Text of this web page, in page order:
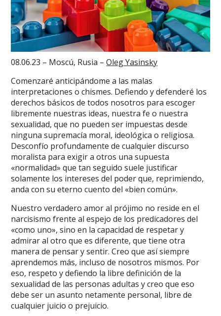
08.06.23 – Moscú, Rusia –Oleg Yasinsky
Comenzaré anticipándome a las malas
interpretaciones o chismes. Defiendo y defenderé los
derechos básicos de todos nosotros para escoger
libremente nuestras ideas, nuestra fe o nuestra
sexualidad, que no pueden ser impuestas desde
ninguna supremacía moral, ideológica o religiosa.
Desconfío profundamente de cualquier discurso
moralista para exigir a otros una supuesta
«normalidad» que tan seguido suele justificar
solamente los intereses del poder que, reprimiendo,
anda con su eterno cuento del «bien común».
Nuestro verdadero amor al prójimo no reside en el
narcisismo frente al espejo de los predicadores del
«como uno», sino en la capacidad de respetar y
admirar al otro que es diferente, que tiene otra
manera de pensar y sentir. Creo que así siempre
aprendemos más, incluso de nosotros mismos. Por
eso, respeto y defiendo la libre definición de la
sexualidad de las personas adultas y creo que eso
debe ser un asunto netamente personal, libre de
cualquier juicio o prejuicio.